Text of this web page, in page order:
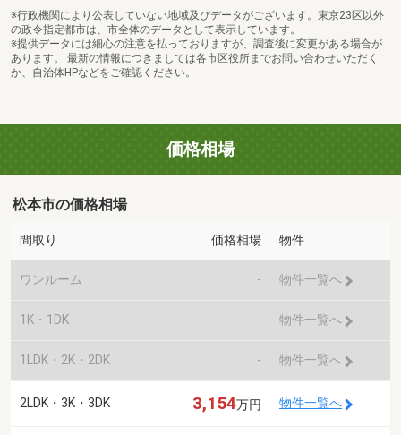
※行政機関により公表していない地域及びデータがございます。東京23区以外
の政令指定都市は、市全体のデータとして表示しています。
※提供データには細心の注意を払っておりますが、調査後に変更がある場合が
あります。 最新の情報につきましては各市区役所までお問い合わせいただく
か、自治体HPなどをご確認ください。
価格相場
松本市の価格相場
間取り 価格相場 物件
ワンルーム - 物件一覧へ
1K・1DK - 物件一覧へ
1LDK・2K・2DK - 物件一覧へ
2LDK・3K・3DK 3,154万円 物件一覧へ